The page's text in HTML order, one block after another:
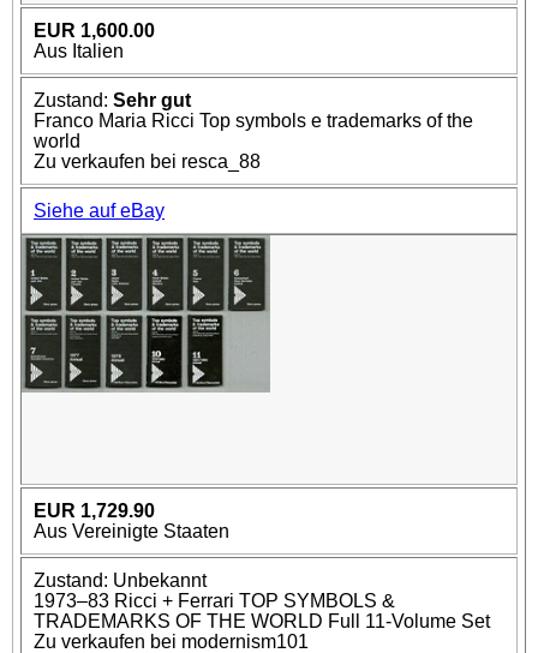
EUR 1,600.00
Aus Italien
Zustand: Sehr gut
Franco Maria Ricci Top symbols e trademarks of the
world
Zu verkaufen bei resca_88
Siehe auf eBay
EUR 1,729.90
Aus Vereinigte Staaten
Zustand: Unbekannt
1973–83 Ricci + Ferrari TOP SYMBOLS &
TRADEMARKS OF THE WORLD Full 11-Volume Set
Zu verkaufen bei modernism101